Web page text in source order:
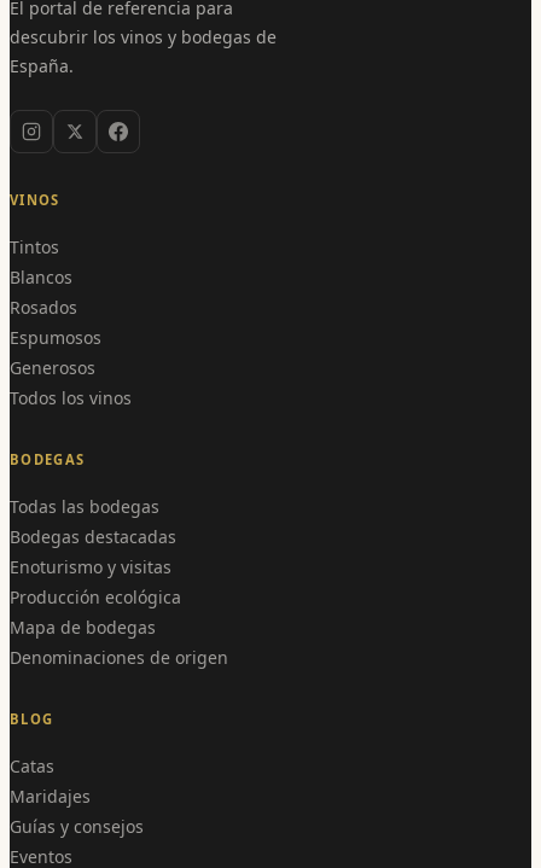
El portal de referencia para
descubrir los vinos y bodegas de
España.
VINOS
Tintos
Blancos
Rosados
Espumosos
Generosos
Todos los vinos
BODEGAS
Todas las bodegas
Bodegas destacadas
Enoturismo y visitas
Producción ecológica
Mapa de bodegas
Denominaciones de origen
BLOG
Catas
Maridajes
Guías y consejos
Eventos